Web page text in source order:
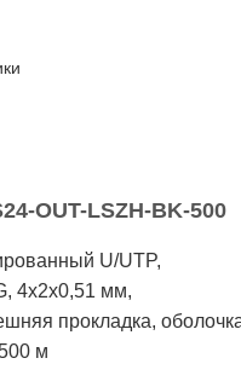
OUT-LSZH-BK-500
U/UTP,
4х2х0,51 мм,
прокладка,
м